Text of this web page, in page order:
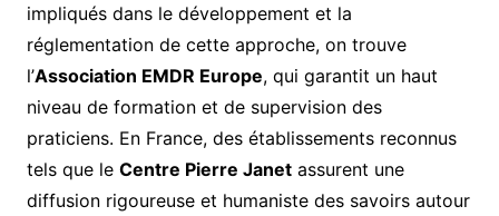
impliqués dans le développement et la
réglementation de cette approche, on trouve
l’Association EMDR Europe, qui garantit un haut
niveau de formation et de supervision des
praticiens. En France, des établissements reconnus
tels que le Centre Pierre Janetassurent une
diffusion rigoureuse et humaniste des savoirs autour